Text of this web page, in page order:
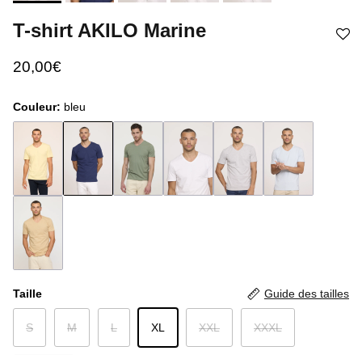
T-shirt AKILO Marine
20,00€
Couleur: bleu
Taille Guide des tailles
S M L XL XXL XXXL